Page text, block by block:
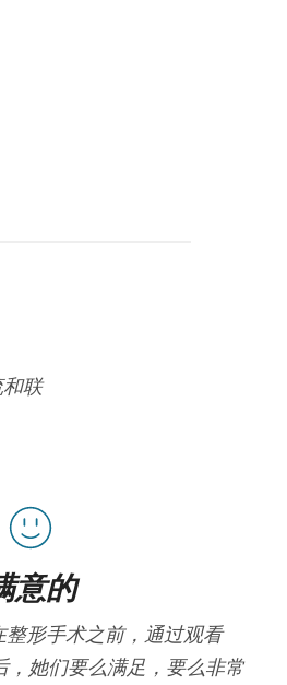
联
意的
整形手术之前，通过观看
她们要么满足，要么非常